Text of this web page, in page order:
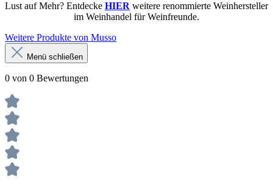
Lust auf Mehr? Entdecke HIER weitere renommierte Weinhersteller
im Weinhandel für Weinfreunde.
Weitere Produkte von Musso
Menü schließen
0 von 0 Bewertungen